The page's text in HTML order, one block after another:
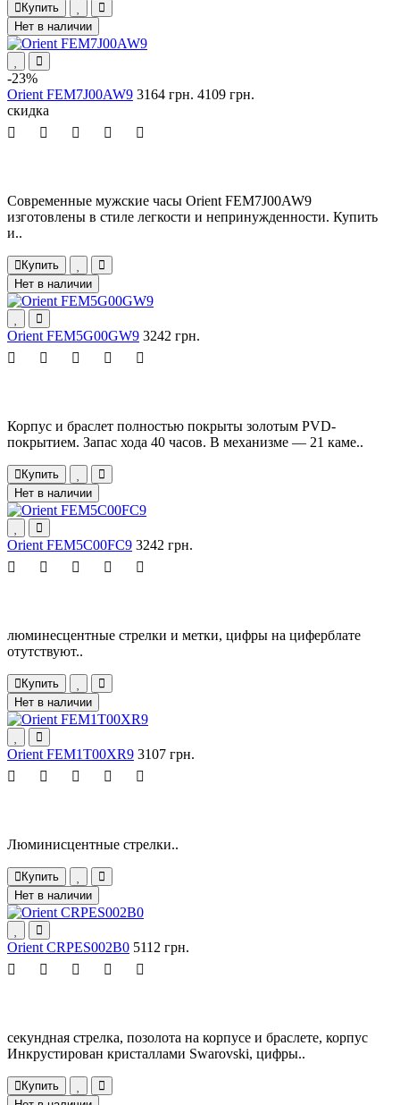
Купить
Нет в наличии
-23%
Orient FEM7J00AW9 3164 грн. 4109 грн.
скидка
Современные мужские часы Orient FEM7J00AW9
изготовлены в стиле легкости и непринужденности. Купить
и..
Купить
Нет в наличии
Orient FEM5G00GW9 3242 грн.
Корпус и браслет полностью покрыты золотым PVD-
покрытием. Запас хода 40 часов. В механизме — 21 каме..
Купить
Нет в наличии
Orient FEM5C00FC9 3242 грн.
люминесцентные стрелки и метки, цифры на циферблате
отутствуют..
Купить
Нет в наличии
Orient FEM1T00XR9 3107 грн.
Люминисцентные стрелки..
Купить
Нет в наличии
Orient CRPES002B0 5112 грн.
секундная стрелка, позолота на корпусе и браслете, корпус
Инкрустирован кристаллами Swarovski, цифры..
Купить